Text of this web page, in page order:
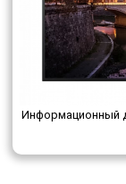
Информационный